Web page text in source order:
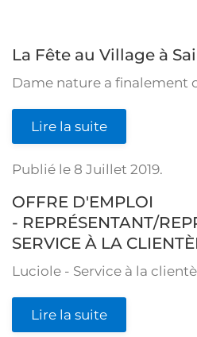
La Fête au Village à
Dame nature a finalement
Lire la suite
Publié le 8 Juillet 2019.
OFFRE D'EMPLOI
- REPRÉSENTANT/
SERVICE À LA
Luciole - Service à la
Lire la suite